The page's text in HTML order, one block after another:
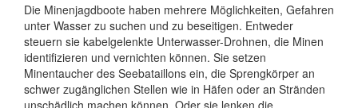
Die Minenjagdboote haben mehrere Möglichkeiten, Gefahren
unter Wasser zu suchen und zu beseitigen. Entweder
steuern sie kabelgelenkte Unterwasser-Drohnen, die Minen
identifizieren und vernichten können. Sie setzen
Minentaucher des Seebataillons ein, die Sprengkörper an
schwer zugänglichen Stellen wie in Häfen oder an Stränden
unschädlich machen können. Oder sie lenken die